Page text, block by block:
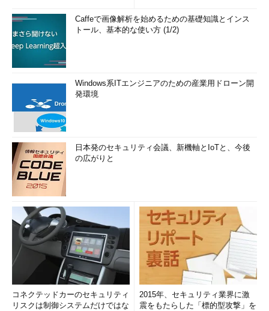
Caffeで画像解析を始めるための基礎知識とインス
トール、基本的な使い方 (1/2)
Windows系ITエンジニアのための産業用ドローン開
発環境
日本発のセキュリティ会議、新機軸とIoTと、今後
の広がりと
コネクテッドカーのセキュリティ
リスクは制御システムだけではな
2015年、セキュリティ業界に激
震をもたらした「標的型攻撃」を